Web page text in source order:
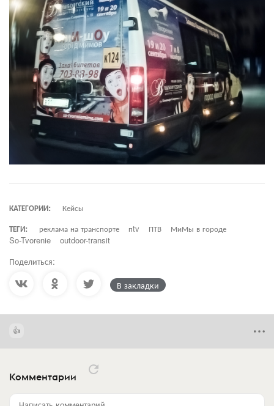
КАТЕГОРИИ:
Кейсы
ТЕГИ:
реклама на транспорте пtv ПТВ
МиМы в городе
So-Tvorenie
outdoor-transit
Поделиться:
В закладки
Комментарии